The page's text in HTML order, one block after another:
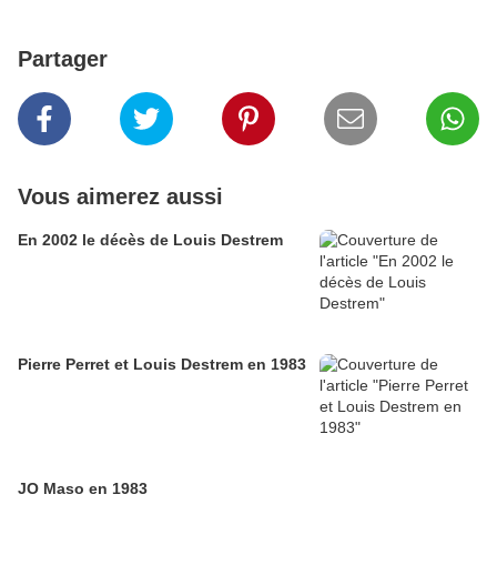
Partager
Vous aimerez aussi
En 2002 le décès de Louis Destrem
Pierre Perret et Louis Destrem en 1983
JO Maso en 1983